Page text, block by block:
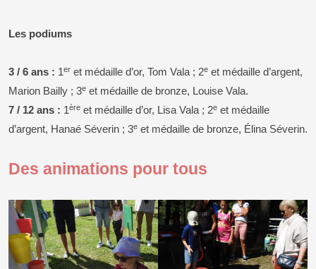
Les podiums
3 / 6 ans : 1er et médaille d’or, Tom Vala ; 2e et médaille d’argent,
Marion Bailly ; 3e et médaille de bronze, Louise Vala.
7 / 12 ans : 1ère et médaille d’or, Lisa Vala ; 2e et médaille
d’argent, Hanaé Séverin ; 3e et médaille de bronze, Élina Séverin.
Des animations pour tous